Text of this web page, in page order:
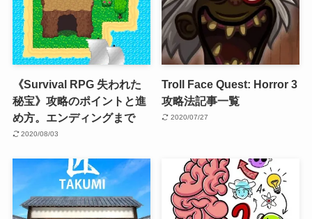
《Survival RPG 失われた
秘宝》攻略のポイントと進
め方。エンディングまで
2020/08/03
Troll Face Quest: Horror 3
攻略法記事一覧
2020/07/27